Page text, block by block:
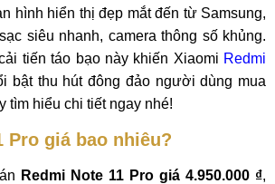
hình hiển thị đẹp mắt đến từ Samsung,
siêu nhanh, camera thông số khủng.
tiến táo bạo này khiến Xiaomi Redmi
bật thu hút đông đảo người dùng mua
tìm hiểu chi tiết ngay nhé!
Pro giá bao nhiêu?
Redmi Note 11 Pro giá 4.950.000 ₫,